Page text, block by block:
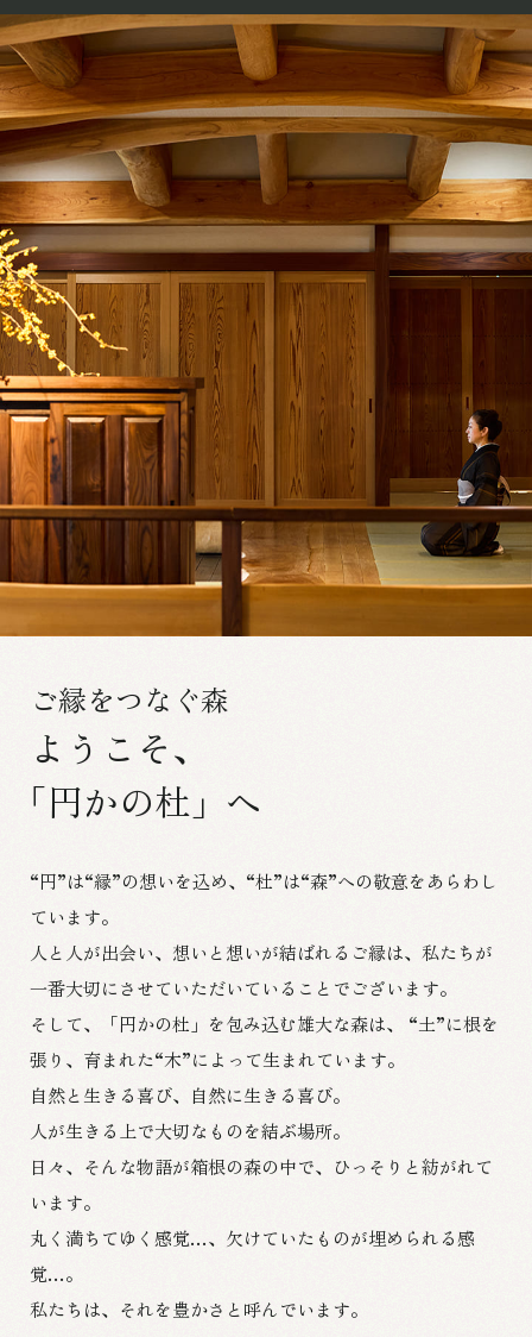
ご縁をつなぐ森
ようこそ、
「円かの杜」へ
“円”は“縁”の想いを込め、“杜”は“森”への敬意をあらわし
ています。
人と人が出会い、想いと想いが結ばれるご縁は、私たちが
一番大切にさせていただいていることでございます。
そして、「円かの杜」を包み込む雄大な森は、
“土”に根を
張り、育まれた“木”によって生まれています。
自然と生きる喜び、自然に生きる喜び。
人が生きる上で大切なものを結ぶ場所。
日々、そんな物語が箱根の森の中で、ひっそりと紡がれて
います。
丸く満ちてゆく感覚…、欠けていたものが埋められる感
覚…。
私たちは、それを豊かさと呼んでいます。